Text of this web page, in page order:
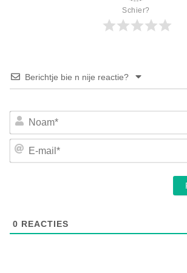
Schier?
Berichtje bie n nije reactie?
0 REACTIES